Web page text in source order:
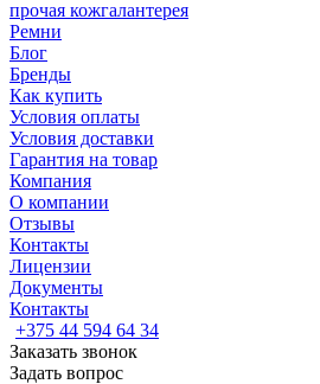
прочая кожгалантерея
Ремни
Блог
Бренды
Как купить
Условия оплаты
Условия доставки
Гарантия на товар
Компания
О компании
Отзывы
Контакты
Лицензии
Документы
Контакты
+375 44 594 64 34
Заказать звонок
Задать вопрос